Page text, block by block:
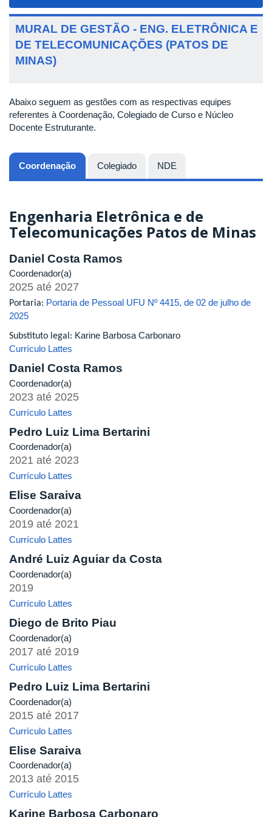
MURAL DE GESTÃO - ENG. ELETRÔNICA E
DE TELECOMUNICAÇÕES (PATOS DE
MINAS)
Abaixo seguem as gestões com as respectivas equipes
referentes à Coordenação, Colegiado de Curso e Núcleo
Docente Estruturante.
Coordenação (aba ativa)
Colegiado NDE
Engenharia Eletrônica e de
Telecomunicações Patos de Minas
Daniel Costa Ramos
Coordenador(a)
2025 até 2027
Portaria: Portaria de Pessoal UFU Nº 4415, de 02 de julho de
2025
Substituto legal: Karine Barbosa Carbonaro
Currículo Lattes
Daniel Costa Ramos
Coordenador(a)
2023 até 2025
Currículo Lattes
Pedro Luiz Lima Bertarini
Coordenador(a)
2021 até 2023
Currículo Lattes
Elise Saraiva
Coordenador(a)
2019 até 2021
Currículo Lattes
André Luiz Aguiar da Costa
Coordenador(a)
2019
Currículo Lattes
Diego de Brito Piau
Coordenador(a)
2017 até 2019
Currículo Lattes
Pedro Luiz Lima Bertarini
Coordenador(a)
2015 até 2017
Currículo Lattes
Elise Saraiva
Coordenador(a)
2013 até 2015
Currículo Lattes
Karine Barbosa Carbonaro